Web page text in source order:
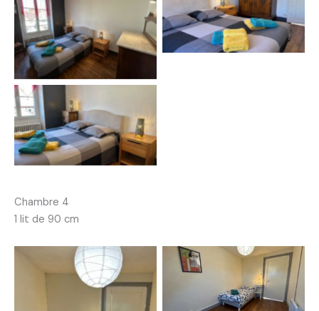
Chambre 4
1 lit de 90 cm